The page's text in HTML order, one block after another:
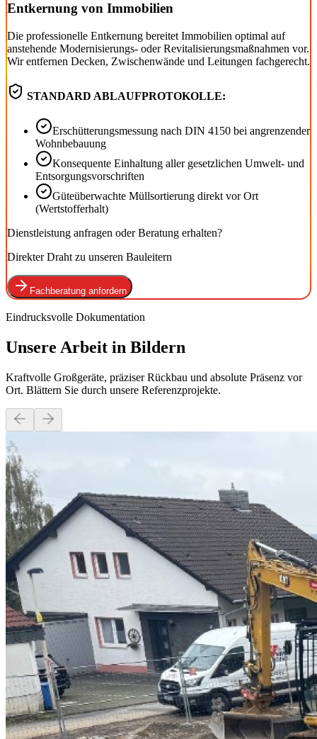
Entkernung von Immobilien
Die professionelle Entkernung bereitet Immobilien optimal auf
anstehende Modernisierungs- oder Revitalisierungsmaßnahmen vor.
Wir entfernen Decken, Zwischenwände und Leitungen fachgerecht.
STANDARD ABLAUFPROTOKOLLE:
Erschütterungsmessung nach DIN 4150 bei angrenzender
Wohnbebauung
Konsequente Einhaltung aller gesetzlichen Umwelt- und
Entsorgungsvorschriften
Güteüberwachte Müllsortierung direkt vor Ort
(Wertstofferhalt)
Dienstleistung anfragen oder Beratung erhalten?
Direkter Draht zu unseren Bauleitern
Fachberatung anfordern
Eindrucksvolle Dokumentation
Unsere Arbeit in Bildern
Kraftvolle Großgeräte, präziser Rückbau und absolute Präsenz vor
Ort. Blättern Sie durch unsere Referenzprojekte.